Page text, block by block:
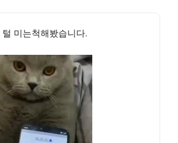
털 미는척해봤습니다.